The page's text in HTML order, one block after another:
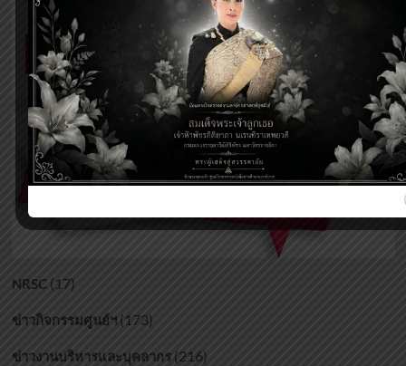
NRSC(17)
ข่าวกิจกรรมศูนย์ฯ(173)
ข่าวงานบริหารและบุคลากร(216)